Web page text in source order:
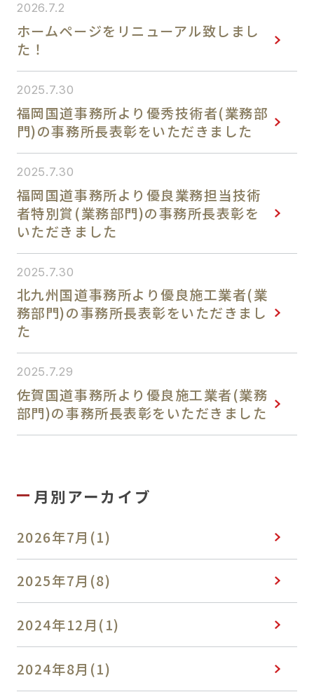
ご挨拶
会社概要
本社のご案内
支店のご案内
SDGs
各種資料ダウンロード
採用情報
2026.7.2
ホームページをリニューアル致しまし
た！
2025.7.30
福岡国道事務所より優秀技術者(業務部
門)の事務所長表彰をいただきました
2025.7.30
福岡国道事務所より優良業務担当技術
者特別賞(業務部門)の事務所長表彰を
いただきました
2025.7.30
北九州国道事務所より優良施工業者(業
務部門)の事務所長表彰をいただきまし
た
2025.7.29
佐賀国道事務所より優良施工業者(業務
部門)の事務所長表彰をいただきました
月別アーカイブ
2026年7月(1)
2025年7月(8)
2024年12月(1)
2024年8月(1)